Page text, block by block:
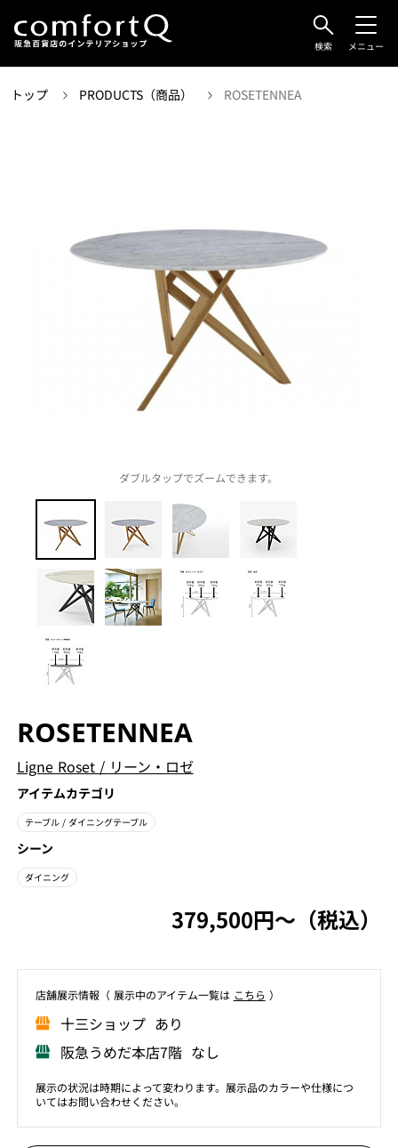
検索 メニュー
トップ PRODUCTS（商品） ROSETENNEA
ダブルタップでズームできます。
ROSETENNEA
Ligne Roset / リーン・ロゼ
アイテムカテゴリ
テーブル / ダイニングテーブル
シーン
ダイニング
379,500円〜（税込）
店舗展⽰情報（ 展⽰中のアイテム⼀覧は こちら ）
⼗三ショップ あり
阪急うめだ本店7階 なし
展示の状況は時期によって変わります。展示品のカラーや仕様につ
いてはお問い合わせください。